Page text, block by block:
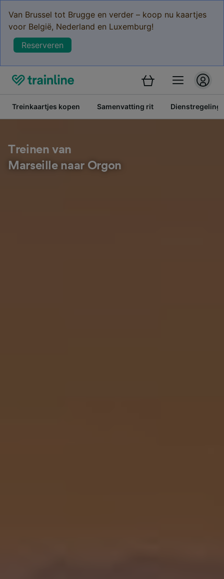
Van Brussel tot Brugge en verder – koop nu kaartjes
voor België, Nederland en Luxemburg!
Reserveren
Treinkaartjes kopen Samenvatting rit Dienstregeling
Treinen van
Marseille naar Orgon